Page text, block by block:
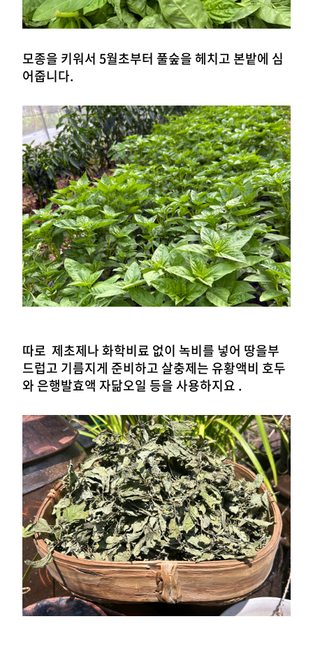
모종을 키워서 5월초부터 풀숲을 헤치고 본밭에 심
어줍니다.
따로 제초제나 화학비료 없이 녹비를 넣어 땅을부
드럽고 기름지게 준비하고 살충제는 유황액비 호두
와 은행발효액 자닮오일 등을 사용하지요 .